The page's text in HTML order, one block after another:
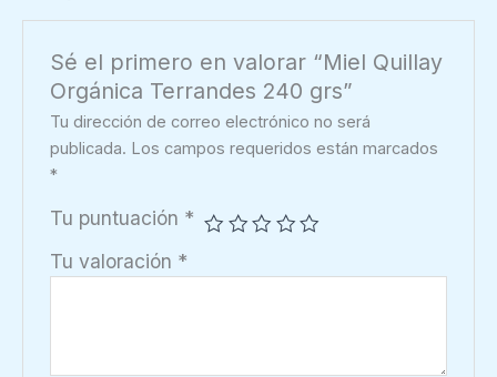
Sé el primero en valorar “Miel Quillay
Orgánica Terrandes 240 grs”
Tu dirección de correo electrónico no será
publicada. Los campos requeridos están marcados
*
Tu puntuación *
Tu valoración *